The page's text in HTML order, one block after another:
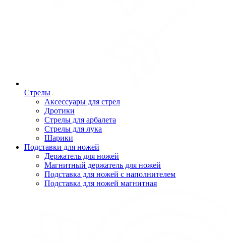
Стрелы
Аксессуары для стрел
Дротики
Стрелы для арбалета
Стрелы для лука
Шарики
Подставки для ножей
Держатель для ножей
Магнитный держатель для ножей
Подставка для ножей с наполнителем
Подставка для ножей магнитная